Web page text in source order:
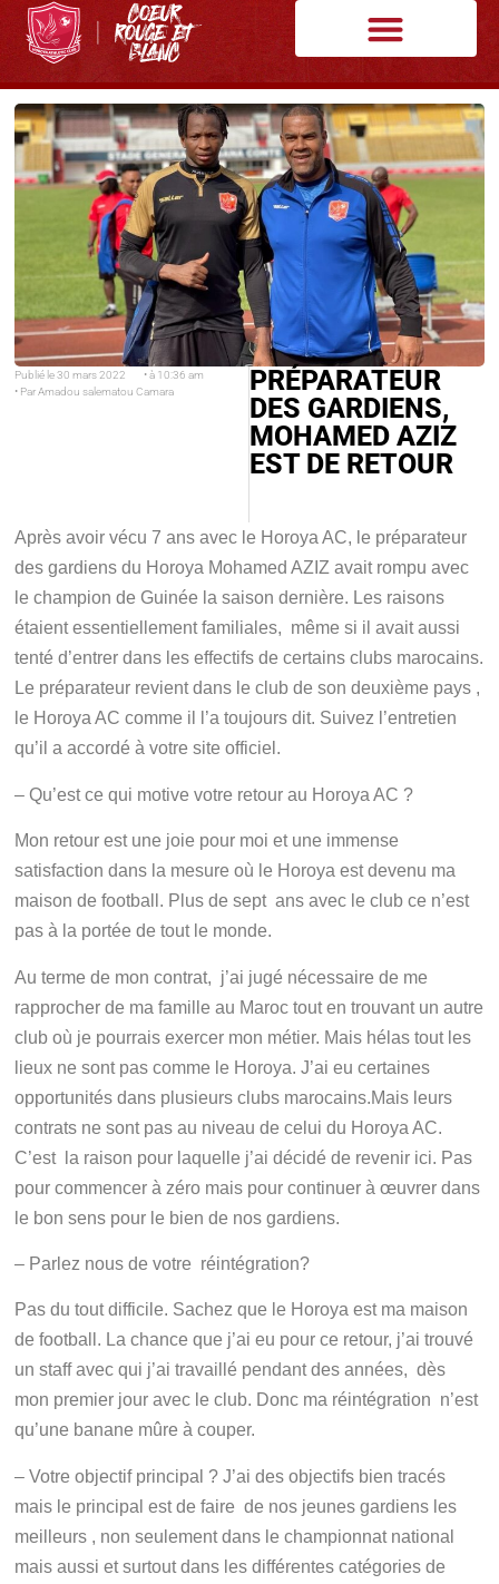
Publié le 30 mars 2022 • à 10:36 am
• ParAmadou salematou Camara
PRÉPARATEUR
DES GARDIENS,
MOHAMED AZIZ
EST DE RETOUR
Après avoir vécu 7 ans avec le Horoya AC, le préparateur
des gardiens du Horoya Mohamed AZIZ avait rompu avec
le champion de Guinée la saison dernière. Les raisons
étaient essentiellement familiales, même si il avait aussi
tenté d’entrer dans les effectifs de certains clubs marocains.
Le préparateur revient dans le club de son deuxième pays ,
le Horoya AC comme il l’a toujours dit. Suivez l’entretien
qu’il a accordé à votre site officiel.
– Qu’est ce qui motive votre retour au Horoya AC ?
Mon retour est une joie pour moi et une immense
satisfaction dans la mesure où le Horoya est devenu ma
maison de football. Plus de sept ans avec le club ce n’est
pas à la portée de tout le monde.
Au terme de mon contrat, j’ai jugé nécessaire de me
rapprocher de ma famille au Maroc tout en trouvant un autre
club où je pourrais exercer mon métier. Mais hélas tout les
lieux ne sont pas comme le Horoya. J’ai eu certaines
opportunités dans plusieurs clubs marocains.Mais leurs
contrats ne sont pas au niveau de celui du Horoya AC.
C’est la raison pour laquelle j’ai décidé de revenir ici. Pas
pour commencer à zéro mais pour continuer à œuvrer dans
le bon sens pour le bien de nos gardiens.
– Parlez nous de votre réintégration?
Pas du tout difficile. Sachez que le Horoya est ma maison
de football. La chance que j’ai eu pour ce retour, j’ai trouvé
un staff avec qui j’ai travaillé pendant des années, dès
mon premier jour avec le club. Donc ma réintégration n’est
qu’une banane mûre à couper.
– Votre objectif principal ? J’ai des objectifs bien tracés
mais le principal est de faire de nos jeunes gardiens les
meilleurs , non seulement dans le championnat national
mais aussi et surtout dans les différentes catégories de